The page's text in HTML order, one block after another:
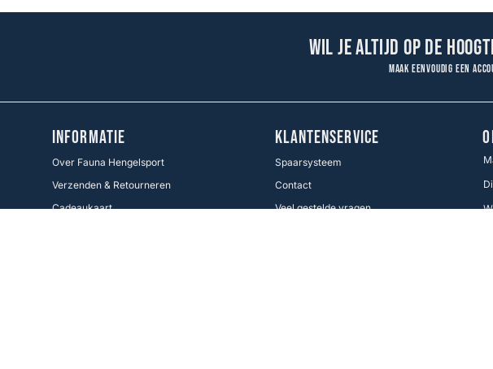
Wil je altijd op de
Maak eenvoudig een
INFORMATIE
Over Fauna Hengelsport
Verzenden & Retourneren
Cadeaukaart
KLANTENSERVICE
Spaarsysteem
Contact
Veel gestelde vragen